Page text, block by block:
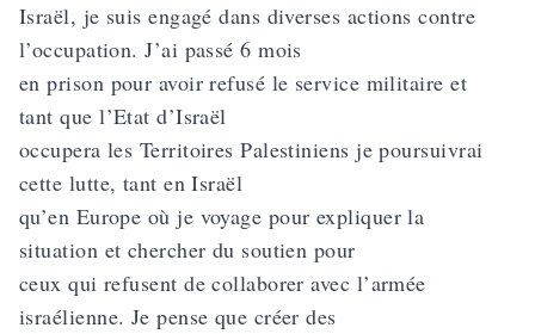
Israël, je suis engagé dans diverses actions contre
l’occupation. J’ai passé 6 mois
en prison pour avoir refusé le service militaire et
tant que l’Etat d’Israël
occupera les Territoires Palestiniens je poursuivrai
cette lutte, tant en Israël
qu’en Europe où je voyage pour expliquer la
situation et chercher du soutien pour
ceux qui refusent de collaborer avec l’armée
israélienne. Je pense que créer des